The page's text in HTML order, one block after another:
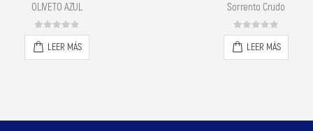
Sorrento Crudo
0out of 5
LEER MÁS
Sorrento Azul
0out of 5
LEER MÁS